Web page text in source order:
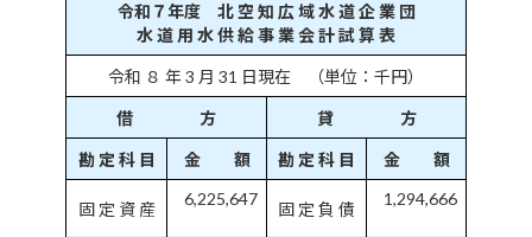
令和７年度 北 空 知 広 域 水 道 企 業 団
水 道 用 水 供 給 事 業 会 計 試 算 表
令和 ８ 年 3 月 31 日現在 （単位：千円）
借 方 貸 方
勘 定 科 目 金 額 勘 定 科 目 金 額
固 定 資 産
6,225,647
固 定 負 債
1,294,666